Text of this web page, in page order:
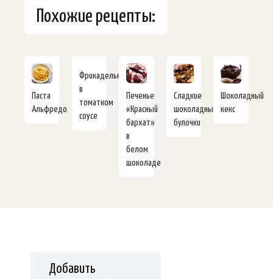
Похожие рецепты:
Паста
Альфредо
Фрикадельки
в
томатном
соусе
Печенье
«Красный
бархат»
в
белом
шоколаде
Сладкие
шоколадные
булочки
Шоколадный
кекс
Добавить